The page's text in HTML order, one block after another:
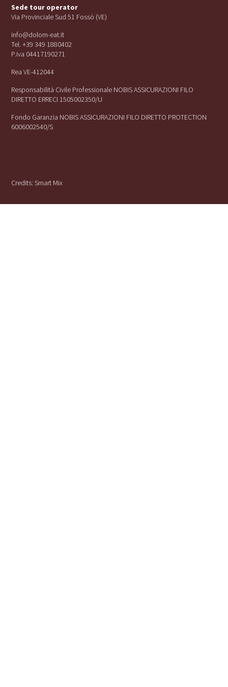
Sede tour operator
Via Provinciale Sud 51 Fossó (VE)
info@dolom-eat.it
Tel. +39 349 1880402
P.iva 04417190271
Rea VE-412044
Responsabilità Civile Professionale NOBIS ASSICURAZIONI FILO
DIRETTO ERRECI 1505002350/U
Fondo Garanzia NOBIS ASSICURAZIONI FILO DIRETTO PROTECTION
6006002540/S
Credits:Smart Mix